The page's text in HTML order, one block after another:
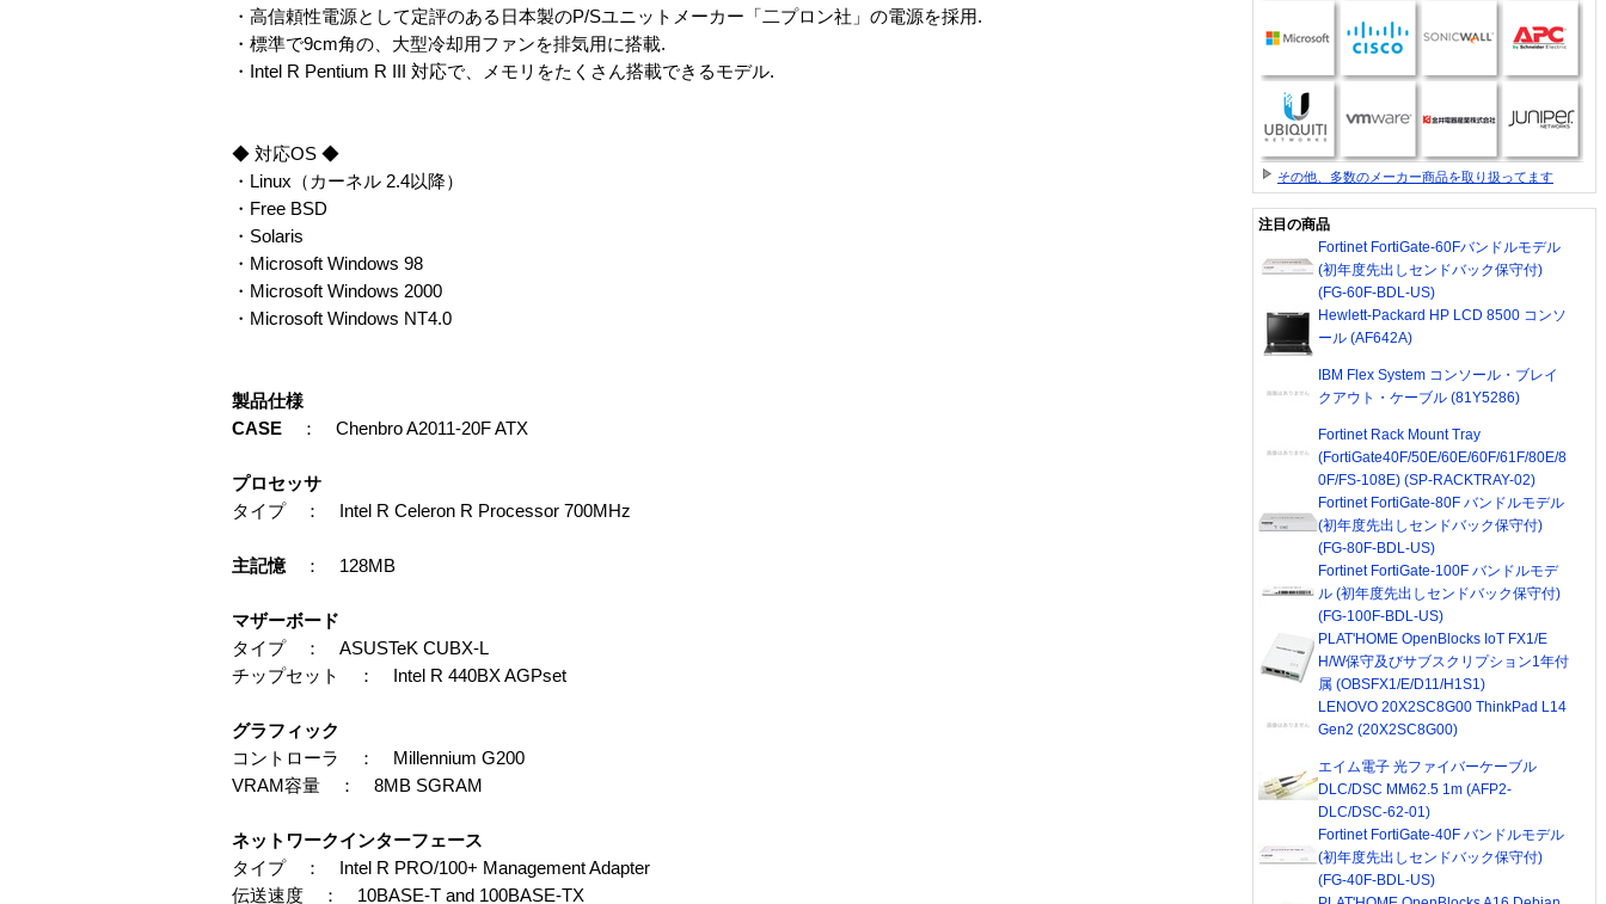
・高信頼性電源として定評のある日本製のP/Sユニットメーカー「二プロン社」の電源を採用.
・標準で9cm角の、大型冷却用ファンを排気用に搭載.
・Intel R Pentium R III 対応で、メモリをたくさん搭載できるモデル.
◆ 対応OS ◆
・Linux（カーネル 2.4以降）
・Free BSD
・Solaris
・Microsoft Windows 98
・Microsoft Windows 2000
・Microsoft Windows NT4.0
製品仕様
CASE ： Chenbro A2011-20F ATX
プロセッサ
タイプ ： Intel R Celeron R Processor 700MHz
主記憶 ： 128MB
マザーボード
タイプ ： ASUSTeK CUBX-L
チップセット ： Intel R 440BX AGPset
グラフィック
コントローラ ： Millennium G200
VRAM容量 ： 8MB SGRAM
ネットワークインターフェース
タイプ ： Intel R PRO/100+ Management Adapter
伝送速度 ： 10BASE-T and 100BASE-TX
その他、多数のメーカー商品を取り扱ってます
注目の商品
Fortinet FortiGate-60Fバンドルモデル
(初年度先出しセンドバック保守付)
(FG-60F-BDL-US)
Hewlett-Packard HP LCD 8500 コンソ
ール (AF642A)
IBM Flex System コンソール・ブレイ
クアウト・ケーブル (81Y5286)
Fortinet Rack Mount Tray
(FortiGate40F/50E/60E/60F/61F/80E/8
0F/FS-108E) (SP-RACKTRAY-02)
Fortinet FortiGate-80F バンドルモデル
(初年度先出しセンドバック保守付)
(FG-80F-BDL-US)
Fortinet FortiGate-100F バンドルモデ
ル (初年度先出しセンドバック保守付)
(FG-100F-BDL-US)
PLAT'HOME OpenBlocks IoT FX1/E
H/W保守及びサブスクリプション1年付
属 (OBSFX1/E/D11/H1S1)
LENOVO 20X2SC8G00 ThinkPad L14
Gen2 (20X2SC8G00)
エイム電子 光ファイバーケーブル
DLC/DSC MM62.5 1m (AFP2-
DLC/DSC-62-01)
Fortinet FortiGate-40F バンドルモデル
(初年度先出しセンドバック保守付)
(FG-40F-BDL-US)